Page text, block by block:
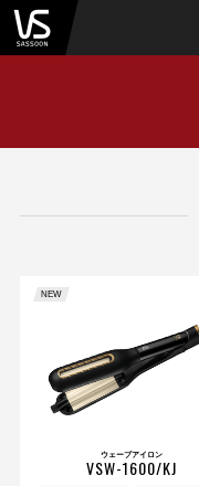
NEW
ウェーブアイロン
VSW-1600/KJ